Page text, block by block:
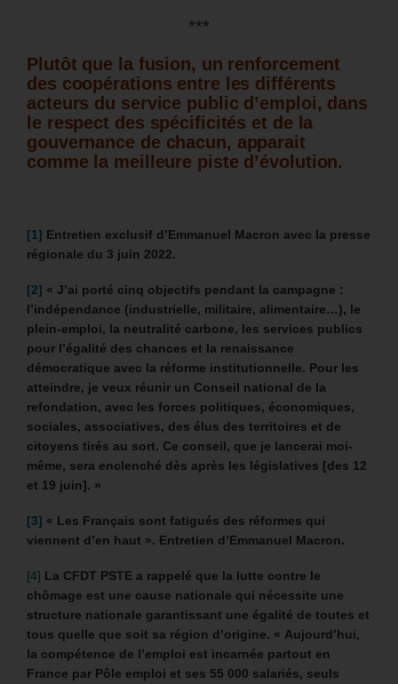
***
Plutôt que la fusion, un renforcement
des coopérations entre les différents
acteurs du service public d’emploi, dans
le respect des spécificités et de la
gouvernance de chacun, apparait
comme la meilleure piste d’évolution.
[1] Entretien exclusif d’Emmanuel Macron avec la presse
régionale du 3 juin 2022.
[2] « J’ai porté cinq objectifs pendant la campagne :
l’indépendance (industrielle, militaire, alimentaire…), le
plein-emploi, la neutralité carbone, les services publics
pour l’égalité des chances et la renaissance
démocratique avec la réforme institutionnelle. Pour les
atteindre, je veux réunir un Conseil national de la
refondation, avec les forces politiques, économiques,
sociales, associatives, des élus des territoires et de
citoyens tirés au sort. Ce conseil, que je lancerai moi-
même, sera enclenché dès après les législatives [des 12
et 19 juin]. »
[3] « Les Français sont fatigués des réformes qui
viennent d’en haut ». Entretien d’Emmanuel Macron.
[4] La CFDT PSTE a rappelé que la lutte contre le
chômage est une cause nationale qui nécessite une
structure nationale garantissant une égalité de toutes et
tous quelle que soit sa région d’origine. « Aujourd’hui,
la compétence de l’emploi est incarnée partout en
France par Pôle emploi et ses 55 000 salariés, seuls